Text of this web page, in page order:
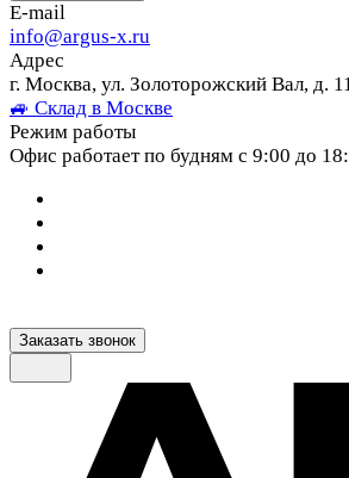
E-mail
info@argus-x.ru
Адрес
г. Москва, ул. Золоторожский Вал, д.
🚙 Склад в Москве
Режим работы
Офис работает по будням с 9:00 до
Заказать звонок